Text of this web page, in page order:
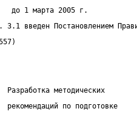
до 1 марта 2005 г.
3.1 введен Постановлением
Разработка методических
рекомендаций по подготовке